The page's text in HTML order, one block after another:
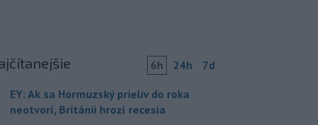
6h 24h 7d
EY: Ak sa Hormuzský prieliv do roka
neotvorí, Británii hrozí recesia